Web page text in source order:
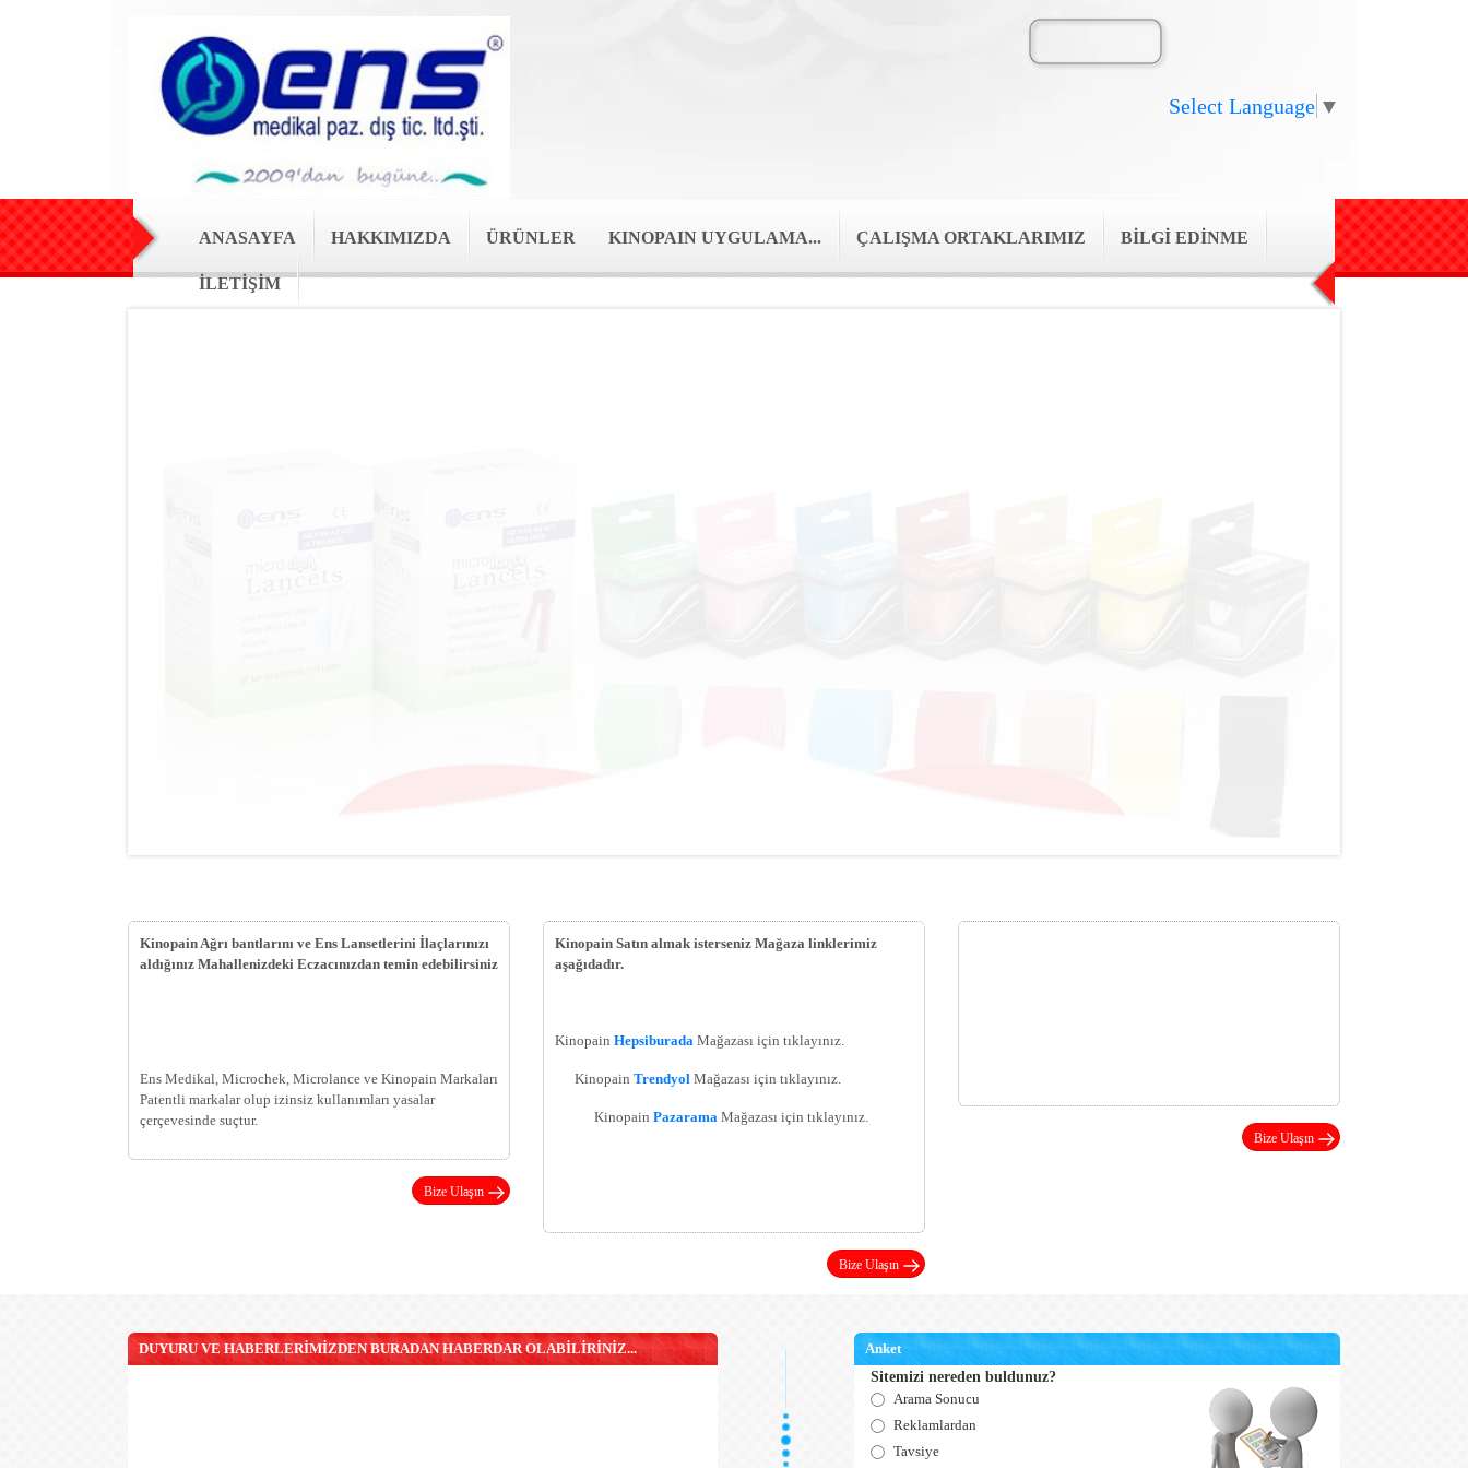
Select Language ▼
ANASAYFA HAKKIMIZDA ÜRÜNLER KINOPAIN UYGULAMA... ÇALIŞMA ORTAKLARIMIZ BİLGİ EDİNME
İLETİŞİM
Kinopain Ağrı bantlarını ve Ens Lansetlerini İlaçlarınızı
aldığınız Mahallenizdeki Eczacınızdan temin edebilirsiniz
Ens Medikal, Microchek, Microlance ve Kinopain Markaları
Patentli markalar olup izinsiz kullanımları yasalar
çerçevesinde suçtur.
Bize Ulaşın
Kinopain Satın almak isterseniz Mağaza linklerimiz
aşağıdadır.
Kinopain Hepsiburada Mağazası için tıklayınız.
Kinopain Trendyol Mağazası için tıklayınız.
Kinopain Pazarama Mağazası için tıklayınız.
Bize Ulaşın
Bize Ulaşın
DUYURU VE HABERLERİMİZDEN BURADAN HABERDAR OLABİLİRİNİZ...
Anket
Sitemizi nereden buldunuz?
Arama Sonucu
Reklamlardan
Tavsiye